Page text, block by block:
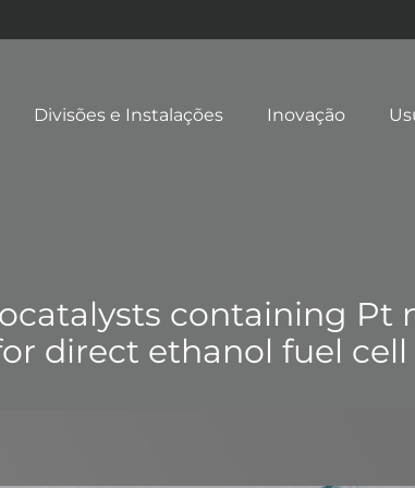
Divisões e Instalações Inovação
containing Pt
direct ethanol fuel cell